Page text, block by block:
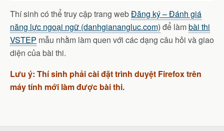
Thí sinh có thể truy cập trang webĐăng ký – Đánh giá
năng lực ngoại ngữ (danhgianangluc.com) để làmbài thi
VSTEP mẫu nhằm làm quen với các dạng câu hỏi và giao
diện của bài thi.
Lưu ý: Thí sinh phải cài đặt trình duyệt Firefox trên
máy tính mới làm được bài thi.